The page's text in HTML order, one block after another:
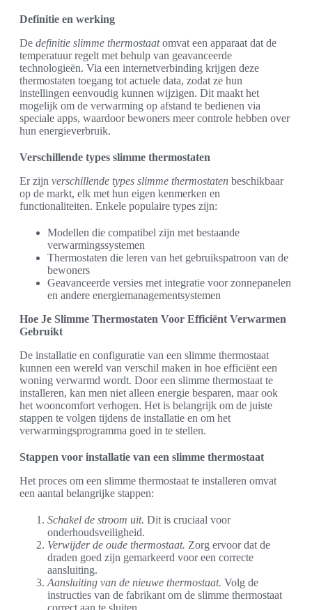
Definitie en werking
De definitie slimme thermostaatomvat een apparaat dat de
temperatuur regelt met behulp van geavanceerde
technologieën. Via een internetverbinding krijgen deze
thermostaten toegang tot actuele data, zodat ze hun
instellingen eenvoudig kunnen wijzigen. Dit maakt het
mogelijk om de verwarming op afstand te bedienen via
speciale apps, waardoor bewoners meer controle hebben over
hun energieverbruik.
Verschillende types slimme thermostaten
Er zijn verschillende types slimme thermostaten beschikbaar
op de markt, elk met hun eigen kenmerken en
functionaliteiten. Enkele populaire types zijn:
Modellen die compatibel zijn met bestaande
verwarmingssystemen
Thermostaten die leren van het gebruikspatroon van de
bewoners
Geavanceerde versies met integratie voor zonnepanelen
en andere energiemanagementsystemen
Hoe Je Slimme Thermostaten Voor Efficiënt Verwarmen
Gebruikt
De installatie en configuratie van een slimme thermostaat
kunnen een wereld van verschil maken in hoe efficiënt een
woning verwarmd wordt. Door een slimme thermostaat te
installeren, kan men niet alleen energie besparen, maar ook
het wooncomfort verhogen. Het is belangrijk om de juiste
stappen te volgen tijdens de installatie en om het
verwarmingsprogramma goed in te stellen.
Stappen voor installatie van een slimme thermostaat
Het proces om een slimme thermostaat te installeren omvat
een aantal belangrijke stappen:
Schakel de stroom uit. Dit is cruciaal voor
onderhoudsveiligheid.
Verwijder de oude thermostaat. Zorg ervoor dat de
draden goed zijn gemarkeerd voor een correcte
aansluiting.
Aansluiting van de nieuwe thermostaat. Volg de
instructies van de fabrikant om de slimme thermostaat